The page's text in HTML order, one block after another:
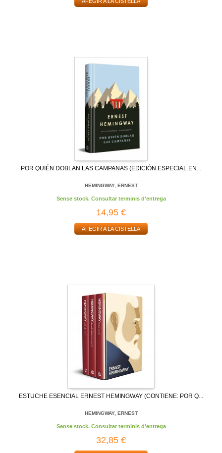
POR QUIÉN DOBLAN LAS CAMPANAS (EDICIÓN ESPECIAL EN...
HEMINGWAY, ERNEST
Sense stock. Consultar terminis d'entrega
14,95 €
AFEGIR A LA CISTELLA
ESTUCHE ESENCIAL ERNEST HEMINGWAY (CONTIENE: POR Q...
HEMINGWAY, ERNEST
Sense stock. Consultar terminis d'entrega
32,85 €